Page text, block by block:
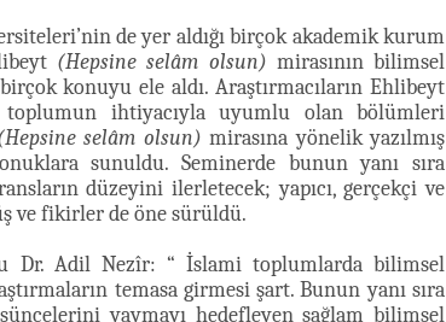
de yer aldığı birçok akademik kurum
(Hepsine selâm olsun) mirasının bilimsel
konuyu ele aldı. Araştırmacıların Ehlibeyt
toplumun ihtiyacıyla uyumlu olan bölümleri
selâm olsun) mirasına yönelik yazılmış
sunuldu. Seminerde bunun yanı sıra
düzeyini ilerletecek; yapıcı, gerçekçi ve
ve fikirler de öne sürüldü.
Dr. Adil Nezîr: “ İslami toplumlarda bilimsel
temasa girmesi şart. Bunun yanı sıra
yaymayı hedefleyen sağlam bilimsel